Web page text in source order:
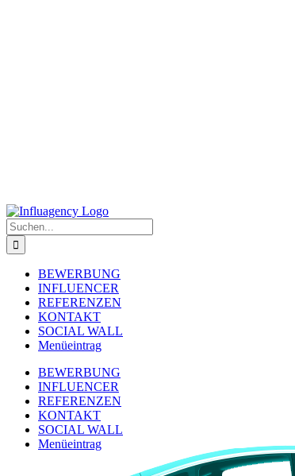
Suche
nach:
BEWERBUNG
INFLUENCER
REFERENZEN
KONTAKT
SOCIAL WALL
Menüeintrag
BEWERBUNG
INFLUENCER
REFERENZEN
KONTAKT
SOCIAL WALL
Menüeintrag